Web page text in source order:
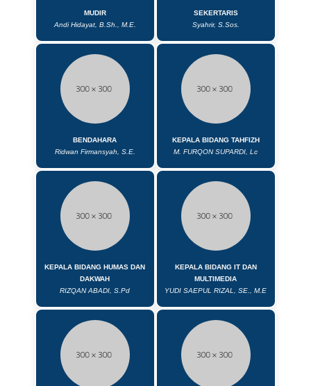
MUDIR
Andi Hidayat, B.Sh., M.E.
SEKERTARIS
Syahrir, S.Sos.
BENDAHARA
Ridwan Firmansyah, S.E.
KEPALA BIDANG TAHFIZH
M. FURQON SUPARDI, Lc
KEPALA BIDANG HUMAS DAN
DAKWAH
RIZQAN ABADI, S.Pd
KEPALA BIDANG IT DAN
MULTIMEDIA
YUDI SAEPUL RIZAL, SE., M.E